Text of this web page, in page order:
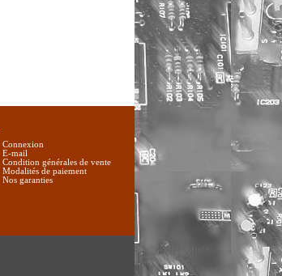
Connexion
E-mail
Condition générales de vente
Modalités de paiement
Nos garanties